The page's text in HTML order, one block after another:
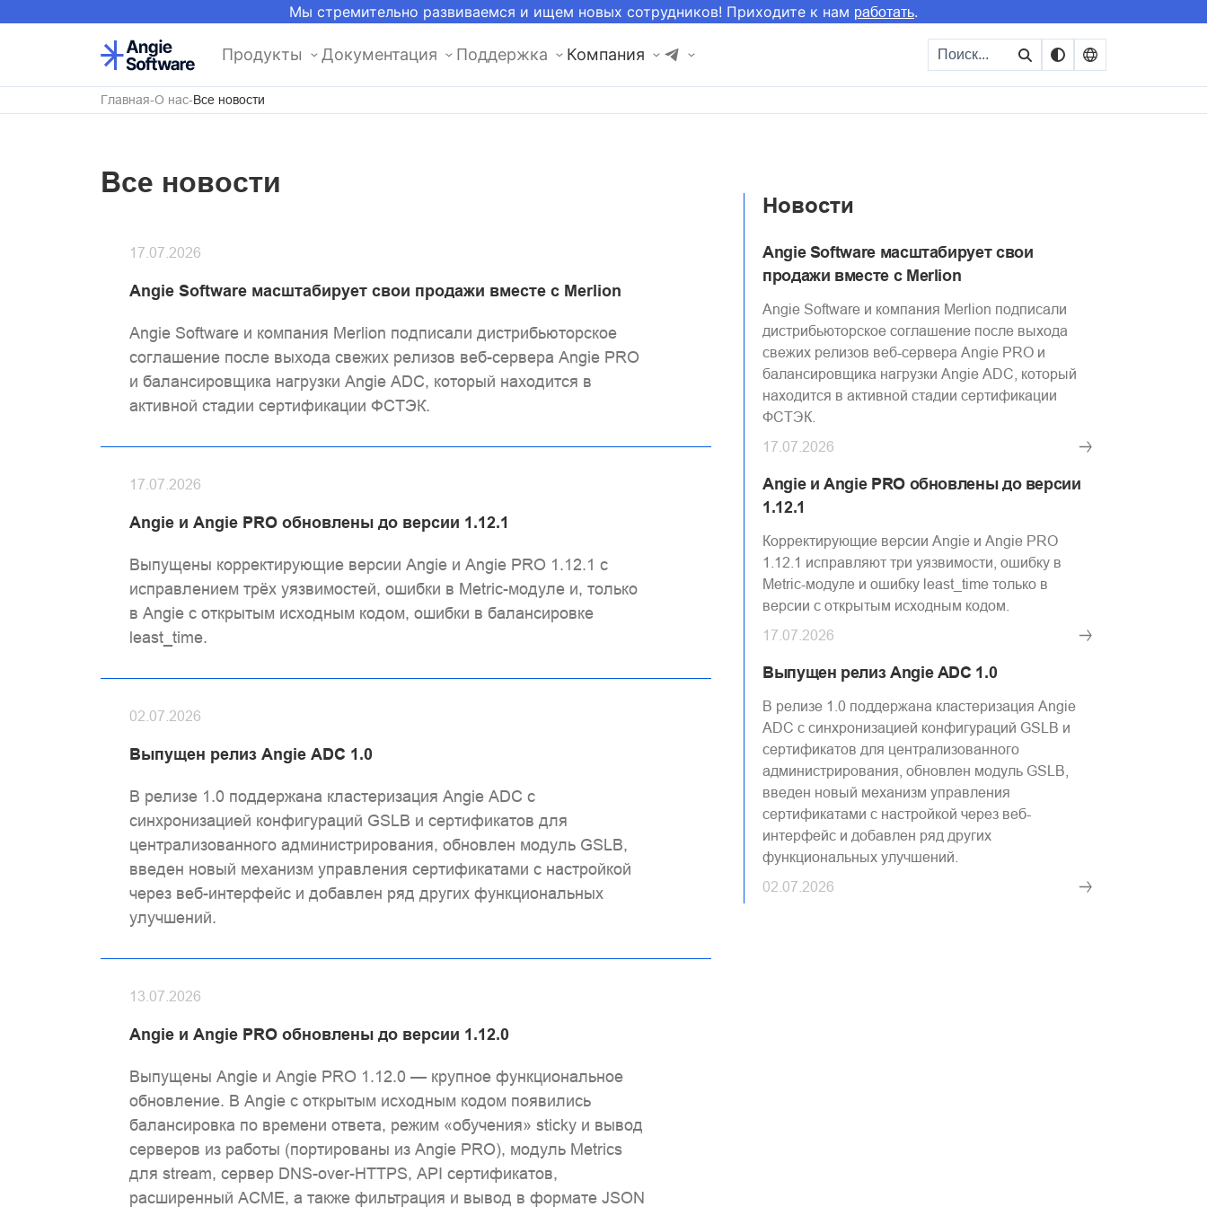
Мы стремительно развиваемся и ищем новых сотрудников! Приходите к нам работать.
Продукты Документация Поддержка Компания
Главная О нас Все новости
Все новости
Angie Software масштабирует свои продажи вместе с Merlion
17.07.2026
Angie Software и компания Merlion подписали дистрибьюторское
соглашение после выхода свежих релизов веб-сервера Angie PRO
и балансировщика нагрузки Angie ADC, который находится в
активной стадии сертификации ФСТЭК.
Angie и Angie PRO обновлены до версии 1.12.1
17.07.2026
Выпущены корректирующие версии Angie и Angie PRO 1.12.1 с
исправлением трёх уязвимостей, ошибки в Metric-модуле и, только
в Angie с открытым исходным кодом, ошибки в балансировке
least_time.
Выпущен релиз Angie ADC 1.0
02.07.2026
В релизе 1.0 поддержана кластеризация Angie ADC с
синхронизацией конфигураций GSLB и сертификатов для
централизованного администрирования, обновлен модуль GSLB,
введен новый механизм управления сертификатами с настройкой
через веб-интерфейс и добавлен ряд других функциональных
улучшений.
Angie и Angie PRO обновлены до версии 1.12.0
13.07.2026
Выпущены Angie и Angie PRO 1.12.0 — крупное функциональное
обновление. В Angie с открытым исходным кодом появились
балансировка по времени ответа, режим «обучения» sticky и вывод
серверов из работы (портированы из Angie PRO), модуль Metrics
для stream, сервер DNS-over-HTTPS, API сертификатов,
расширенный ACME, а также фильтрация и вывод в формате JSON
Новости
Angie Software масштабирует свои
продажи вместе с Merlion
Angie Software и компания Merlion подписали
дистрибьюторское соглашение после выхода
свежих релизов веб-сервера Angie PRO и
балансировщика нагрузки Angie ADC, который
находится в активной стадии сертификации
ФСТЭК.
17.07.2026
Angie и Angie PRO обновлены до версии
1.12.1
Корректирующие версии Angie и Angie PRO
1.12.1 исправляют три уязвимости, ошибку в
Metric-модуле и ошибку least_time только в
версии с открытым исходным кодом.
17.07.2026
Выпущен релиз Angie ADC 1.0
В релизе 1.0 поддержана кластеризация Angie
ADC с синхронизацией конфигураций GSLB и
сертификатов для централизованного
администрирования, обновлен модуль GSLB,
введен новый механизм управления
сертификатами с настройкой через веб-
интерфейс и добавлен ряд других
функциональных улучшений.
02.07.2026